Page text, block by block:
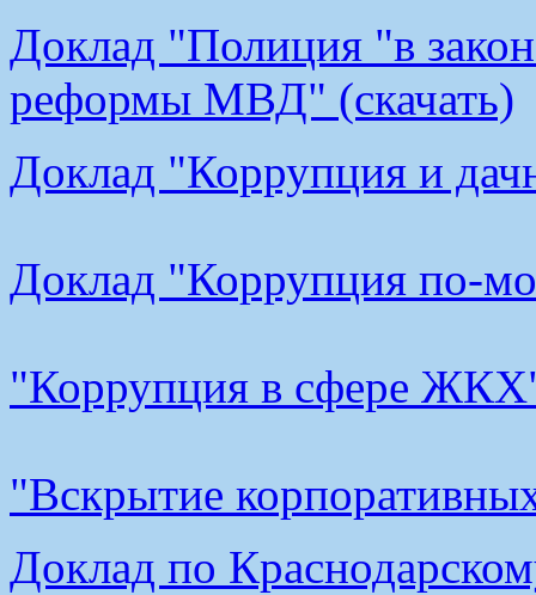
Доклад "Полиция "в
реформы МВД" (скачать)
Доклад "Коррупция и
Доклад "Коррупция по-
"Коррупция в сфере ЖКХ"
"Вскрытие
Доклад по